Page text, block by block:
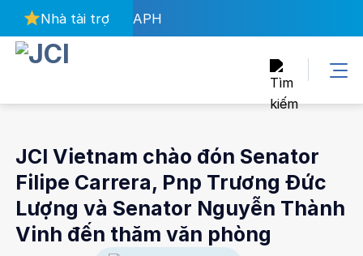
qua
nội
Nhà tài trợ APH
JCI Vietnam chào đón Senator
Filipe Carrera, Pnp Trương Đức
Lượng và Senator Nguyễn Thành
Vinh đến thăm văn phòng